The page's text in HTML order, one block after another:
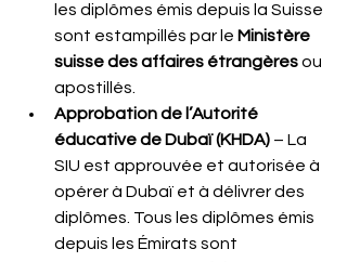
les diplômes émis depuis la Suisse
sont estampillés par le Ministère
suisse des affaires étrangères ou
apostillés.
Approbation de l’Autorité
éducative de Dubaï (KHDA) – La
SIU est approuvée et autorisée à
opérer à Dubaï et à délivrer des
diplômes. Tous les diplômes émis
depuis les Émirats sont